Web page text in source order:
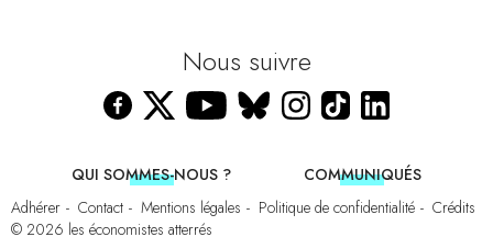
Nous suivre
QUI SOMMES-NOUS ?
COMMUNIQUÉS
Adhérer
Contact Mentions légales Politique de confidentialité
Crédits
© 2026 les économistes atterrés